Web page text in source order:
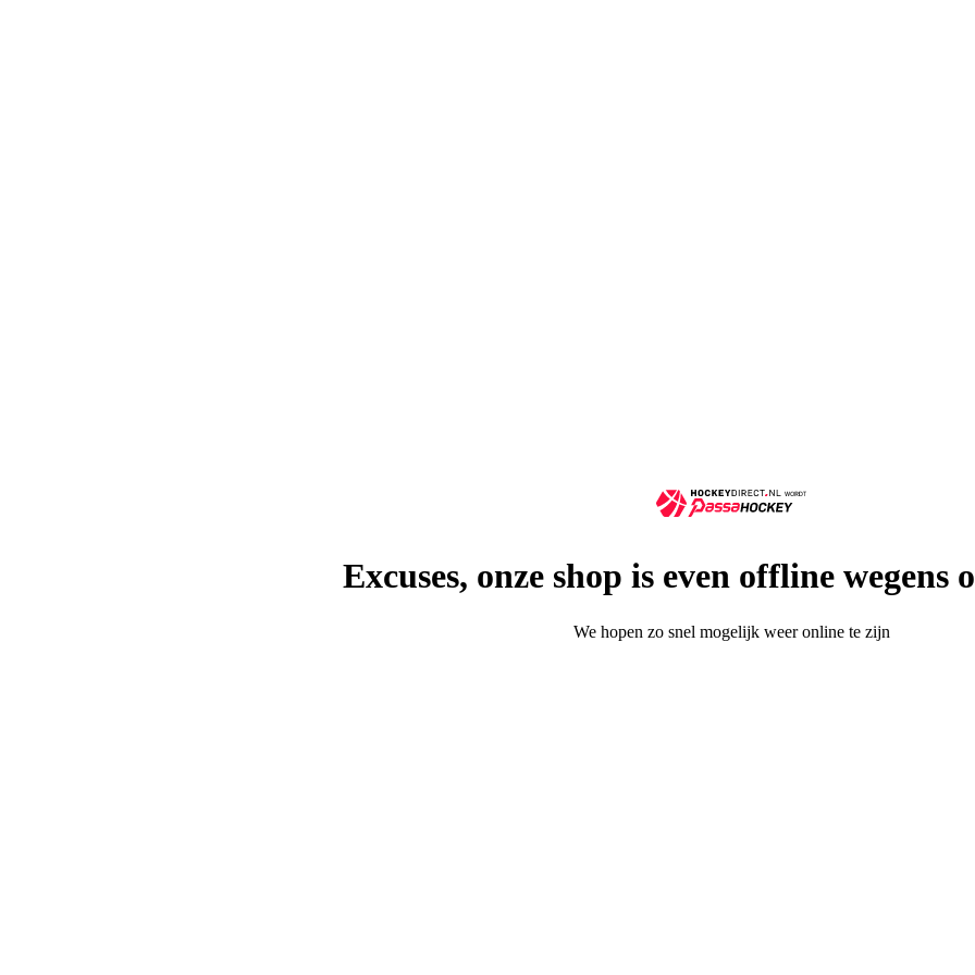
Excuses, onze shop is even offline wegens
We hopen zo snel mogelijk weer online te zijn